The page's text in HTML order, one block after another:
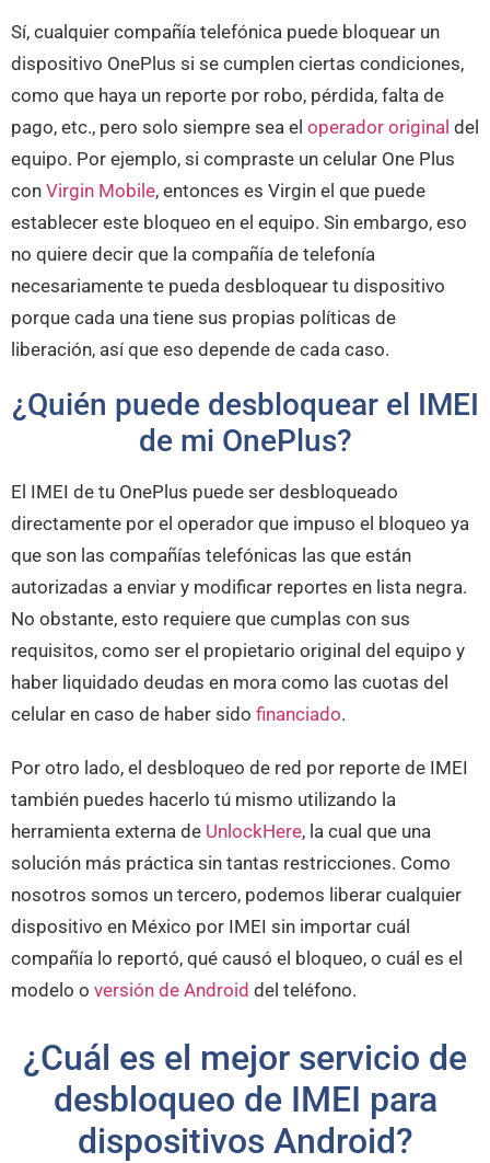
Sí, cualquier compañía telefónica puede bloquear un
dispositivo OnePlus si se cumplen ciertas condiciones,
como que haya un reporte por robo, pérdida, falta de
pago, etc., pero solo siempre sea el operador original del
equipo. Por ejemplo, si compraste un celular One Plus
con Virgin Mobile, entonces es Virgin el que puede
establecer este bloqueo en el equipo. Sin embargo, eso
no quiere decir que la compañía de telefonía
necesariamente te pueda desbloquear tu dispositivo
porque cada una tiene sus propias políticas de
liberación, así que eso depende de cada caso.
¿Quién puede desbloquear el IMEI
de mi OnePlus?
El IMEI de tu OnePlus puede ser desbloqueado
directamente por el operador que impuso el bloqueo ya
que son las compañías telefónicas las que están
autorizadas a enviar y modificar reportes en lista negra.
No obstante, esto requiere que cumplas con sus
requisitos, como ser el propietario original del equipo y
haber liquidado deudas en mora como las cuotas del
celular en caso de haber sido financiado.
Por otro lado, el desbloqueo de red por reporte de IMEI
también puedes hacerlo tú mismo utilizando la
herramienta externa de UnlockHere, la cual que una
solución más práctica sin tantas restricciones. Como
nosotros somos un tercero, podemos liberar cualquier
dispositivo en México por IMEI sin importar cuál
compañía lo reportó, qué causó el bloqueo, o cuál es el
modelo o versión de Android del teléfono.
¿Cuál es el mejor servicio de
desbloqueo de IMEI para
dispositivos Android?